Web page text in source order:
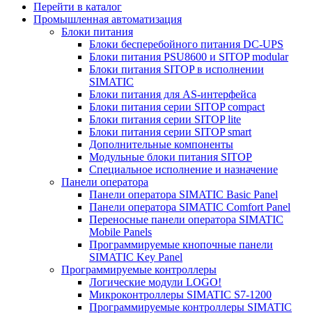
Перейти в каталог
Промышленная автоматизация
Блоки питания
Блоки бесперебойного питания DC-UPS
Блоки питания PSU8600 и SITOP modular
Блоки питания SITOP в исполнении
SIMATIC
Блоки питания для AS-интерфейса
Блоки питания серии SITOP compact
Блоки питания серии SITOP lite
Блоки питания серии SITOP smart
Дополнительные компоненты
Модульные блоки питания SITOP
Специальное исполнение и назначение
Панели оператора
Панели оператора SIMATIC Basic Panel
Панели оператора SIMATIC Comfort Panel
Переносные панели оператора SIMATIC
Mobile Panels
Программируемые кнопочные панели
SIMATIC Key Panel
Программируемые контроллеры
Логические модули LOGO!
Микроконтроллеры SIMATIC S7-1200
Программируемые контроллеры SIMATIC